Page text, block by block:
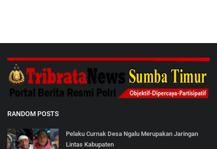
RANDOM POSTS
Pelaku Curnak Desa Ngalu Merupakan Jaringan
Lintas Kabupaten